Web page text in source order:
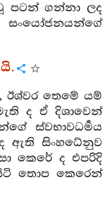
පටන් ගන්නා ලද
ඊශ්වර තෙමේ යම්
ද ඒ දිශාවෙන්
ස්වභාවධර්‍මය
ඇති සිංහධේනුව
කෙරේ ද එපරිදි
තොප කෙරෙන්